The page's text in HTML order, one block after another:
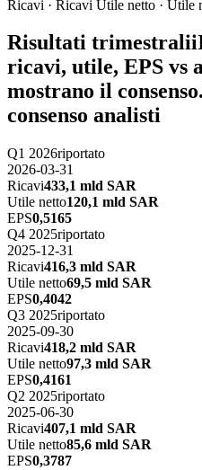
Ricavi · Ricavi Utile netto · Utile
Risultati trimestralii
ricavi, utile, EPS vs
mostrano il consenso.
consenso analisti
Q1 2026riportato
2026-03-31
Ricavi433,1 mld SAR
Utile netto120,1 mld SAR
EPS0,5165
Q4 2025riportato
2025-12-31
Ricavi416,3 mld SAR
Utile netto69,5 mld SAR
EPS0,4042
Q3 2025riportato
2025-09-30
Ricavi418,2 mld SAR
Utile netto97,3 mld SAR
EPS0,4161
Q2 2025riportato
2025-06-30
Ricavi407,1 mld SAR
Utile netto85,6 mld SAR
EPS0,3787